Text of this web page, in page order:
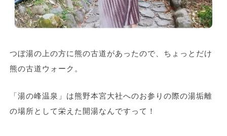
つぼ湯の上の方に熊の古道があったので、ちょっとだけ
熊の古道ウォーク。
「湯の峰温泉」は熊野本宮大社へのお参りの際の湯垢離
の場所として栄えた開湯なんですって！